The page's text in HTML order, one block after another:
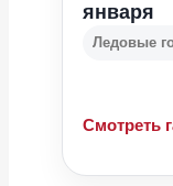
января
Ледовые
Смотреть